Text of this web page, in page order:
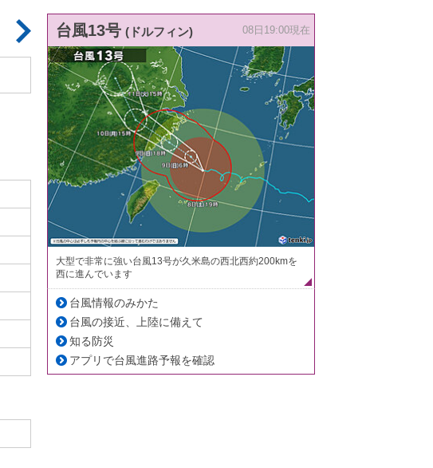
台風13号 (ドルフィン) 08日19:00現在
大型で非常に強い台風13号が久米島の西北西約200kmを
西に進んでいます
台風情報のみかた
台風の接近、上陸に備えて
知る防災
アプリで台風進路予報を確認